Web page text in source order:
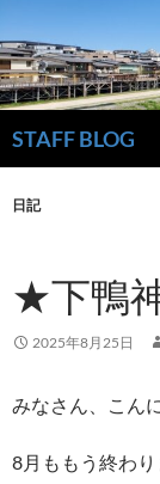
STAFF BLOG
索
テ
ス
キ
日記
★下鴨
2025年8月25日
みなさん、こん
8月ももう終わり